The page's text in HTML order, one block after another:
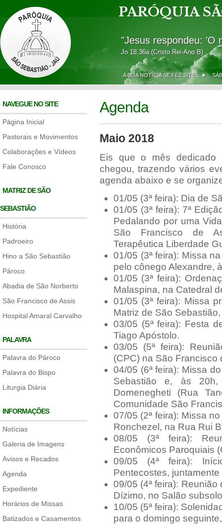
PARÓQUIA
"Jesus respondeu: 'O
Jo 18,36a (Cristo Rei-Ano B)
A BOA NOTÍCIA SE FEZ SITE ★
NAVEGUE NO SITE
Página Inicial
Pastorais e Movimentos
Colaborações e Vídeos
Fale Conosco
MATRIZ DE SÃO
SEBASTIÃO
História
Padroeiro
Hino a São Sebastião
Pároco
Abadia de São Norberto
São Francisco de Assis
Hospital Amaral Carvalho
PALAVRA
Palavra do Pároco
Palavra do Bispo
Liturgia Diária
INFORMAÇÕES
Notícias
Galeria de Imagens
Avisos e Recados
Agenda
Expediente
Horários de Missas
Batizados e Casamentos
Agenda
Maio 2018
Eis que o mês
chegou, trazendo vários
agenda abaixo e se
01/05 (3ª feira): Dia de
01/05 (3ª feira): 7ª
Pedalando por uma
São Francisco de
Terapêutica Liberdade
01/05 (3ª feira): Missa
pelo cônego Alexandre,
01/05 (3ª feira):
Malaspina, na Catedral
01/05 (3ª feira): Missa
Matriz de São
03/05 (5ª feira): Festa
Tiago Apóstolo.
03/05 (5ª feira):
(CPC) na São Francisco
04/05 (6ª feira): Missa
Sebastião e, às
Domenegheti (Rua
Comunidade São
07/05 (2ª feira): Missa
Ronchezel, na Rua Rui
08/05 (3ª feira):
Econômicos Paroquiais
09/05 (4ª feira):
Pentecostes,
09/05 (4ª feira):
Dízimo, no Salão
10/05 (5ª feira):
para o domingo